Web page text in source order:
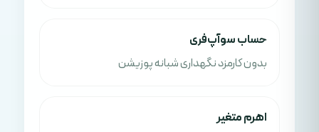
حساب سوآپ‌فری
بدون کارمزد نگهداری شبانه پوزیشن
اهرم متغیر